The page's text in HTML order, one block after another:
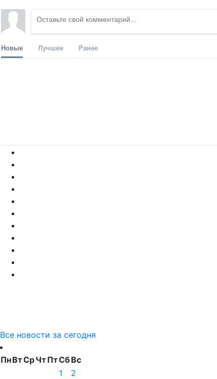
Новые Лучшие Ранее
Все новости за сегодня
ПнВтСрЧтПтСбВс
1
2